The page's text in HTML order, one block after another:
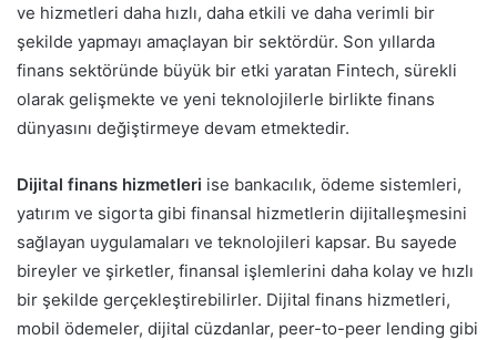
ve hizmetleri daha hızlı, daha etkili ve daha verimli bir
şekilde yapmayı amaçlayan bir sektördür. Son yıllarda
finans sektöründe büyük bir etki yaratan Fintech, sürekli
olarak gelişmekte ve yeni teknolojilerle birlikte finans
dünyasını değiştirmeye devam etmektedir.
Dijital finans hizmetleri ise bankacılık, ödeme sistemleri,
yatırım ve sigorta gibi finansal hizmetlerin dijitalleşmesini
sağlayan uygulamaları ve teknolojileri kapsar. Bu sayede
bireyler ve şirketler, finansal işlemlerini daha kolay ve hızlı
bir şekilde gerçekleştirebilirler. Dijital finans hizmetleri,
mobil ödemeler, dijital cüzdanlar, peer-to-peer lending gibi